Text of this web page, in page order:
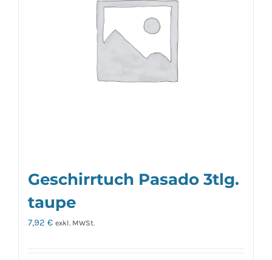
Geschirrtuch Pasado 3tlg.
taupe
7,92 € exkl. MWSt.